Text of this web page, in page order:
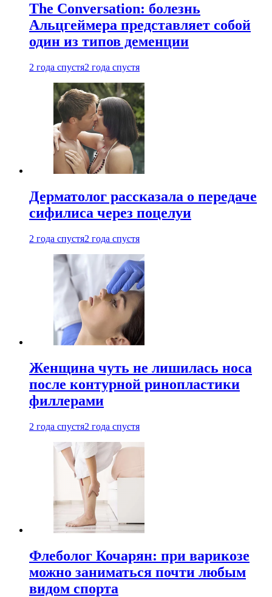
The Conversation: болезнь
Альцгеймера представляет собой
один из типов деменции
2 года спустя2 года спустя
Дерматолог рассказала о передаче
сифилиса через поцелуи
2 года спустя2 года спустя
Женщина чуть не лишилась носа
после контурной ринопластики
филлерами
2 года спустя2 года спустя
Флеболог Кочарян: при варикозе
можно заниматься почти любым
видом спорта